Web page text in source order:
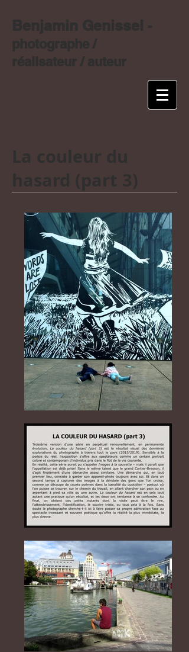
Benjamin Genissel -
photographe /
réalisateur / auteur
La couleur du
hasard (part 3)